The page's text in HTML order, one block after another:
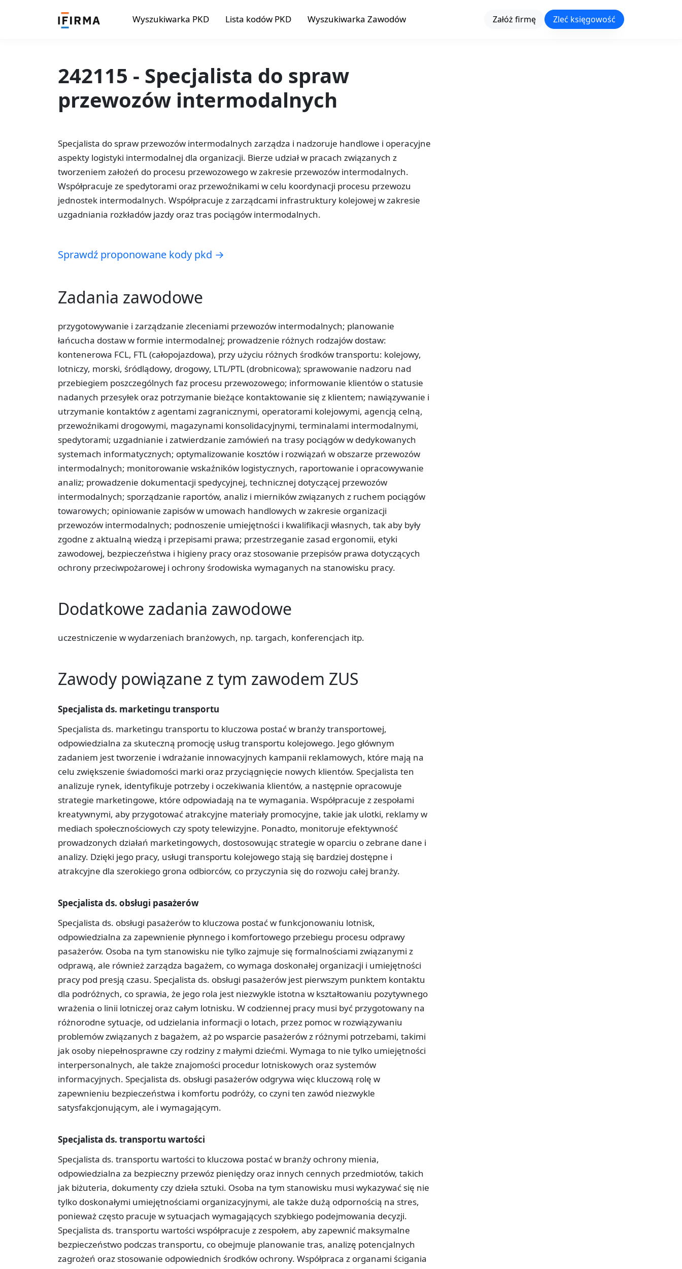
Wyszukiwarka PKD Lista kodów PKD Wyszukiwarka Zawodów Załóż firmę Zleć księgowość
242115 - Specjalista do spraw
przewozów intermodalnych
Specjalista do spraw przewozów intermodalnych zarządza i nadzoruje handlowe i operacyjne
aspekty logistyki intermodalnej dla organizacji. Bierze udział w pracach związanych z
tworzeniem założeń do procesu przewozowego w zakresie przewozów intermodalnych.
Współpracuje ze spedytorami oraz przewoźnikami w celu koordynacji procesu przewozu
jednostek intermodalnych. Współpracuje z zarządcami infrastruktury kolejowej w zakresie
uzgadniania rozkładów jazdy oraz tras pociągów intermodalnych.
Sprawdź proponowane kody pkd →
Zadania zawodowe
przygotowywanie i zarządzanie zleceniami przewozów intermodalnych; planowanie
łańcucha dostaw w formie intermodalnej; prowadzenie różnych rodzajów dostaw:
kontenerowa FCL, FTL (całopojazdowa), przy użyciu różnych środków transportu: kolejowy,
lotniczy, morski, śródlądowy, drogowy, LTL/PTL (drobnicowa); sprawowanie nadzoru nad
przebiegiem poszczególnych faz procesu przewozowego; informowanie klientów o statusie
nadanych przesyłek oraz potrzymanie bieżące kontaktowanie się z klientem; nawiązywanie i
utrzymanie kontaktów z agentami zagranicznymi, operatorami kolejowymi, agencją celną,
przewoźnikami drogowymi, magazynami konsolidacyjnymi, terminalami intermodalnymi,
spedytorami; uzgadnianie i zatwierdzanie zamówień na trasy pociągów w dedykowanych
systemach informatycznych; optymalizowanie kosztów i rozwiązań w obszarze przewozów
intermodalnych; monitorowanie wskaźników logistycznych, raportowanie i opracowywanie
analiz; prowadzenie dokumentacji spedycyjnej, technicznej dotyczącej przewozów
intermodalnych; sporządzanie raportów, analiz i mierników związanych z ruchem pociągów
towarowych; opiniowanie zapisów w umowach handlowych w zakresie organizacji
przewozów intermodalnych; podnoszenie umiejętności i kwalifikacji własnych, tak aby były
zgodne z aktualną wiedzą i przepisami prawa; przestrzeganie zasad ergonomii, etyki
zawodowej, bezpieczeństwa i higieny pracy oraz stosowanie przepisów prawa dotyczących
ochrony przeciwpożarowej i ochrony środowiska wymaganych na stanowisku pracy.
Dodatkowe zadania zawodowe
uczestniczenie w wydarzeniach branżowych, np. targach, konferencjach itp.
Zawody powiązane z tym zawodem ZUS
Specjalista ds. marketingu transportu
Specjalista ds. marketingu transportu to kluczowa postać w branży transportowej,
odpowiedzialna za skuteczną promocję usług transportu kolejowego. Jego głównym
zadaniem jest tworzenie i wdrażanie innowacyjnych kampanii reklamowych, które mają na
celu zwiększenie świadomości marki oraz przyciągnięcie nowych klientów. Specjalista ten
analizuje rynek, identyfikuje potrzeby i oczekiwania klientów, a następnie opracowuje
strategie marketingowe, które odpowiadają na te wymagania. Współpracuje z zespołami
kreatywnymi, aby przygotować atrakcyjne materiały promocyjne, takie jak ulotki, reklamy w
mediach społecznościowych czy spoty telewizyjne. Ponadto, monitoruje efektywność
prowadzonych działań marketingowych, dostosowując strategie w oparciu o zebrane dane i
analizy. Dzięki jego pracy, usługi transportu kolejowego stają się bardziej dostępne i
atrakcyjne dla szerokiego grona odbiorców, co przyczynia się do rozwoju całej branży.
Specjalista ds. obsługi pasażerów
Specjalista ds. obsługi pasażerów to kluczowa postać w funkcjonowaniu lotnisk,
odpowiedzialna za zapewnienie płynnego i komfortowego przebiegu procesu odprawy
pasażerów. Osoba na tym stanowisku nie tylko zajmuje się formalnościami związanymi z
odprawą, ale również zarządza bagażem, co wymaga doskonałej organizacji i umiejętności
pracy pod presją czasu. Specjalista ds. obsługi pasażerów jest pierwszym punktem kontaktu
dla podróżnych, co sprawia, że jego rola jest niezwykle istotna w kształtowaniu pozytywnego
wrażenia o linii lotniczej oraz całym lotnisku. W codziennej pracy musi być przygotowany na
różnorodne sytuacje, od udzielania informacji o lotach, przez pomoc w rozwiązywaniu
problemów związanych z bagażem, aż po wsparcie pasażerów z różnymi potrzebami, takimi
jak osoby niepełnosprawne czy rodziny z małymi dziećmi. Wymaga to nie tylko umiejętności
interpersonalnych, ale także znajomości procedur lotniskowych oraz systemów
informacyjnych. Specjalista ds. obsługi pasażerów odgrywa więc kluczową rolę w
zapewnieniu bezpieczeństwa i komfortu podróży, co czyni ten zawód niezwykle
satysfakcjonującym, ale i wymagającym.
Specjalista ds. transportu wartości
Specjalista ds. transportu wartości to kluczowa postać w branży ochrony mienia,
odpowiedzialna za bezpieczny przewóz pieniędzy oraz innych cennych przedmiotów, takich
jak biżuteria, dokumenty czy dzieła sztuki. Osoba na tym stanowisku musi wykazywać się nie
tylko doskonałymi umiejętnościami organizacyjnymi, ale także dużą odpornością na stres,
ponieważ często pracuje w sytuacjach wymagających szybkiego podejmowania decyzji.
Specjalista ds. transportu wartości współpracuje z zespołem, aby zapewnić maksymalne
bezpieczeństwo podczas transportu, co obejmuje planowanie tras, analizę potencjalnych
zagrożeń oraz stosowanie odpowiednich środków ochrony. Współpraca z organami ścigania